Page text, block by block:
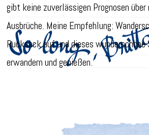
gibt keine zuverlässigen Prognosen
Ausbrüche. Meine Empfehlung:
Rucksack auf und dieses
erwandern und genießen.